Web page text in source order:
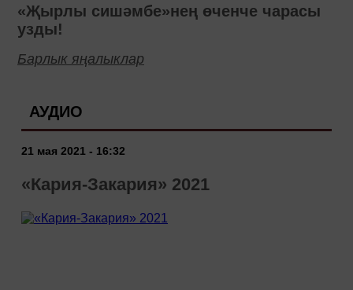
«Җырлы сишәмбе»нең өченче чарасы
узды!
Барлык яңалыклар
АУДИО
21 мая 2021 - 16:32
«Кария-Закария» 2021